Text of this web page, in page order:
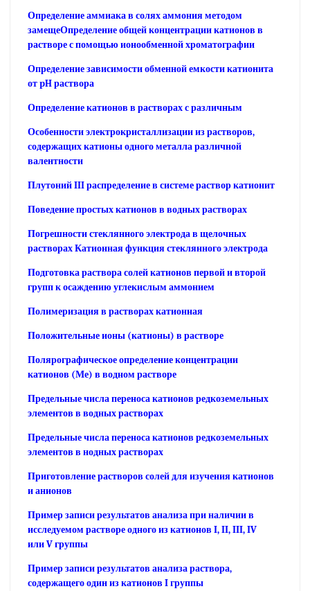
Определение аммиака в солях аммония методом
замещеОпределение общей концентрации катионов в
растворе с помощью ионообменной хроматографии
Определение зависимости обменной емкости катионита
от pH раствора
Определение катионов в растворах с различным
Особенности электрокристаллизации из растворов,
содержащих катионы одного металла различной
валентности
Плутоний III распределение в системе раствор катионит
Поведение простых катионов в водных растворах
Погрешности стеклянного электрода в щелочных
растворах Катионная функция стеклянного электрода
Подготовка раствора солей катионов первой и второй
групп к осаждению углекислым аммонием
Полимеризация в растворах катионная
Положительные ионы (катионы) в растворе
Полярографическое определение концентрации
катионов (Ме) в водном растворе
Предельные числа переноса катионов редкоземельных
элементов в водных растворах
Предельные числа переноса катионов редкоземельных
элементов в нодных растворах
Приготовление растворов солей для изучения катионов
и анионов
Пример записи результатов анализа при наличии в
исследуемом растворе одного из катионов I, II, III, IV
или V группы
Пример записи результатов анализа раствора,
содержащего один из катионов I группы